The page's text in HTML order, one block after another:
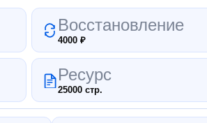
Восстановление
4000₽
Ресурс
25000 стр.